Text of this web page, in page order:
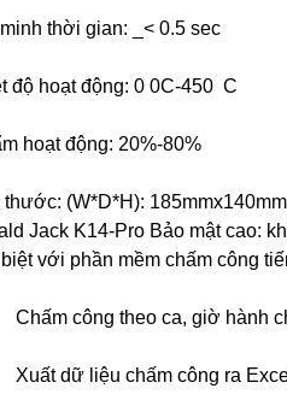
thời gian: _< 0.5 sec
độ hoạt động: 0 0C-450 C
hoạt động: 20%-80%
thước: (W*D*H):
Jack K14-Pro Bảo mật cao:
với phần mềm chấm công
công theo ca, giờ hành
dữ liệu chấm công ra Excel